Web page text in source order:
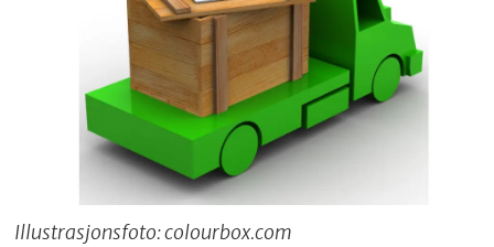
Illustrasjonsfoto: colourbox.com